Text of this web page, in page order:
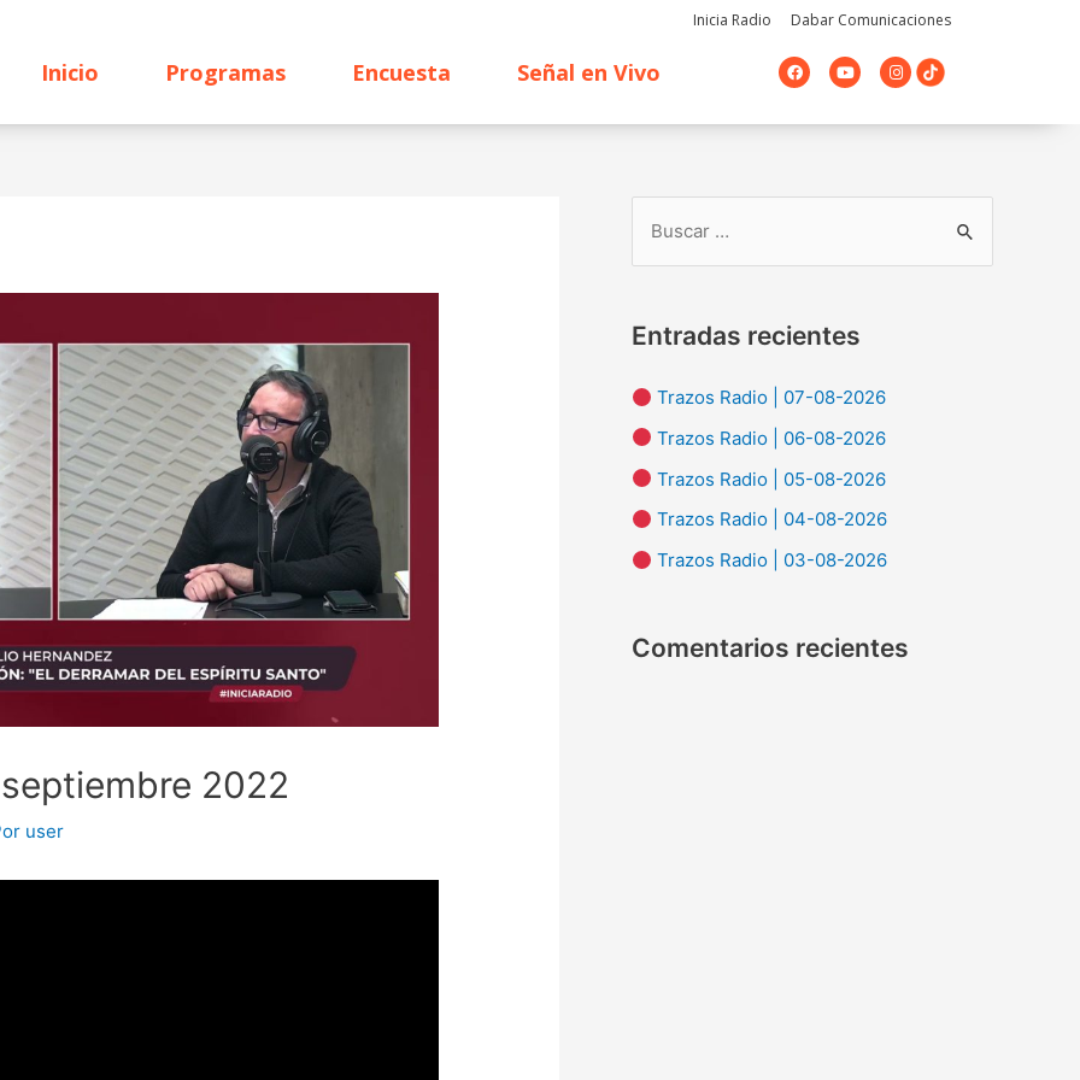
Inicia Radio Dabar Comunicaciones
Inicio Programas Encuesta Señal en Vivo
F
a
c
b
Y
o
u
u
I
n
s
a
2022
user
u
c
p
o
r
:
Entradas recientes
Trazos Radio | 07-08-2026
Trazos Radio | 06-08-2026
Trazos Radio | 05-08-2026
Trazos Radio | 04-08-2026
Trazos Radio | 03-08-2026
Comentarios recientes